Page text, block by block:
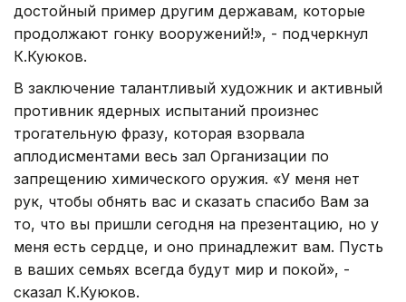
достойный пример другим державам, которые
продолжают гонку вооружений!», - подчеркнул
К.Куюков.
В заключение талантливый художник и активный
противник ядерных испытаний произнес
трогательную фразу, которая взорвала
аплодисментами весь зал Организации по
запрещению химического оружия. «У меня нет
рук, чтобы обнять вас и сказать спасибо Вам за
то, что вы пришли сегодня на презентацию, но у
меня есть сердце, и оно принадлежит вам. Пусть
в ваших семьях всегда будут мир и покой», -
сказал К.Куюков.